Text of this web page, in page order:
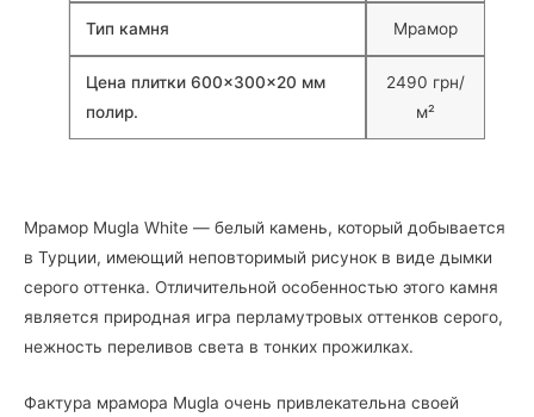
Тип камня Мрамор
Цена плитки 600×300×20 мм
полир.
2490 грн/
м²
Мрамор Mugla White — белый камень, который добывается
в Турции, имеющий неповторимый рисунок в виде дымки
серого оттенка. Отличительной особенностью этого камня
является природная игра перламутровых оттенков серого,
нежность переливов света в тонких прожилках.
Фактура мрамора Mugla очень привлекательна своей